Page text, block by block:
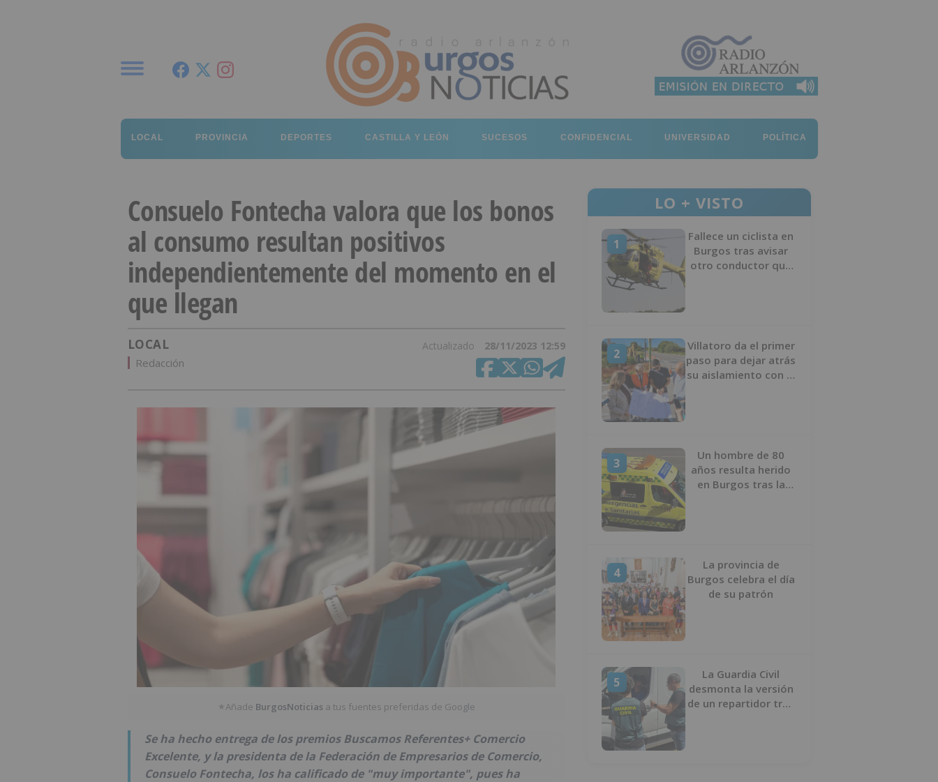
LOCAL PROVINCIA DEPORTES CASTILLA Y LEÓN SUCESOS CONFIDENCIAL UNIVERSIDAD POLÍTICA
Consuelo Fontecha valora que los bonos
al consumo resultan positivos
independientemente del momento en el
que llegan
LOCAL Actualizado 28/11/2023 12:59
Redacción
★Añade BurgosNoticias a tus fuentes preferidas de Google
Se ha hecho entrega de los premios Buscamos Referentes+ Comercio
Excelente, y la presidenta de la Federación de Empresarios de Comercio,
Consuelo Fontecha, los ha calificado de "muy importante", pues ha
LO + VISTO
1
Fallece un ciclista en
Burgos tras avisar
otro conductor que
2
Villatoro da el primer
paso para dejar atrás
su aislamiento con el
3
Un hombre de 80
años resulta herido
en Burgos tras la
4
La provincia de
Burgos celebra el día
de su patrón
5
La Guardia Civil
desmonta la versión
de un repartidor tras